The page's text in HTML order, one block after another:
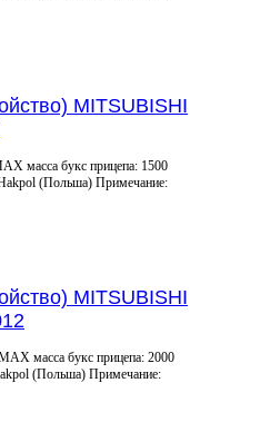
MITSUBISHI
масса букс прицепа: 1500
(Польша) Примечание:
MITSUBISHI
масса букс прицепа: 2000
(Польша) Примечание: